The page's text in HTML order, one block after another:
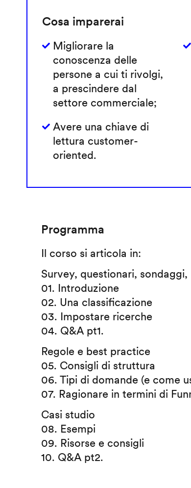
Cosa imparerai
Migliorare la
conoscenza delle
persone a cui ti rivolgi,
a prescindere dal
settore commerciale;
Avere una chiave di
lettura customer-
oriented.
Programma
Il corso si articola in:
Survey, questionari,
01. Introduzione
02. Una classificazione
03. Impostare ricerche
04. Q&A pt1.
Regole e best practice
05. Consigli di struttura
06. Tipi di domande (e come
07. Ragionare in termini di
Casi studio
08. Esempi
09. Risorse e consigli
10. Q&A pt2.